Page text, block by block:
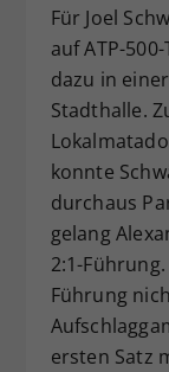
Für Joel
auf ATP-
dazu in
Stadthalle.
konnte
durchaus
gelang
2:1-
Führung
ersten Satz